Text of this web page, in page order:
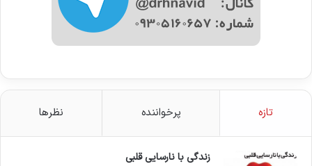
تازه پرخواننده نظرها
زندگی با نارسایی قلبی